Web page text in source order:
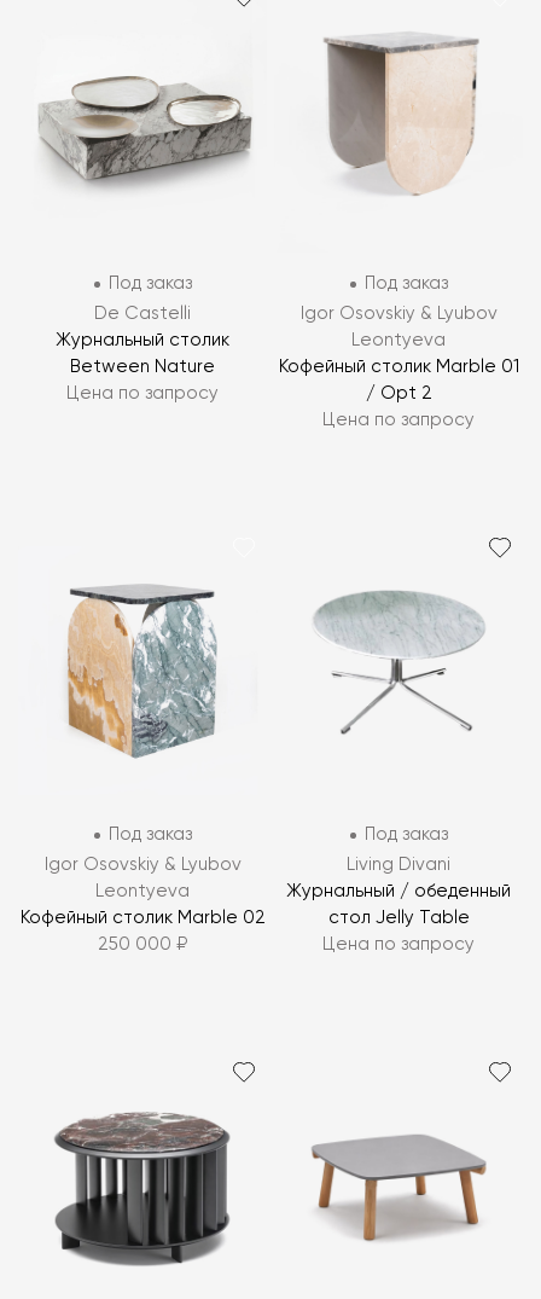
Под заказ
De Castelli
Журнальный столик
Between Nature
Цена по запросу
Под заказ
Igor Osovskiy & Lyubov
Leontyeva
Кофейный столик Marble 01
/ Opt 2
Цена по запросу
Под заказ
Igor Osovskiy & Lyubov
Leontyeva
Кофейный столик Marble 02
250 000 ₽
Под заказ
Living Divani
Журнальный / обеденный
стол Jelly Table
Цена по запросу